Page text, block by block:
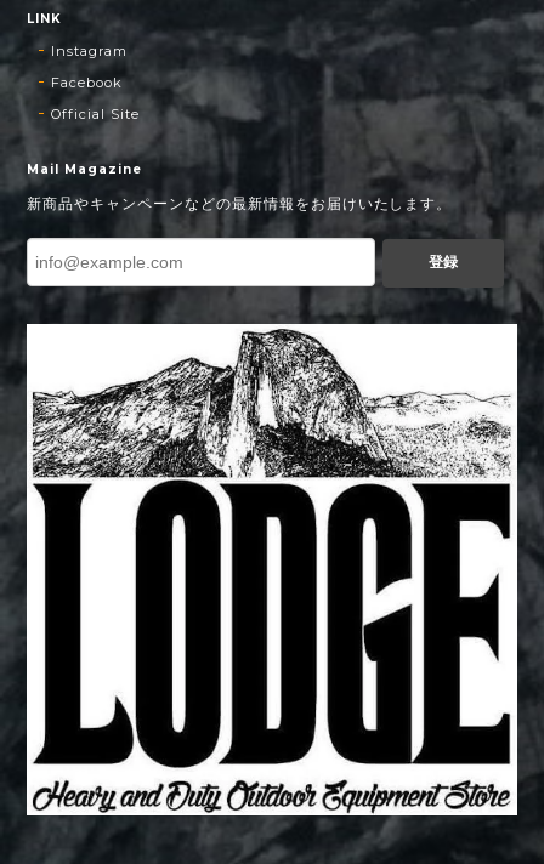
LINK
Instagram
Facebook
Official Site
Mail Magazine
新商品やキャンペーンなどの最新情報をお届けいたします。
登録